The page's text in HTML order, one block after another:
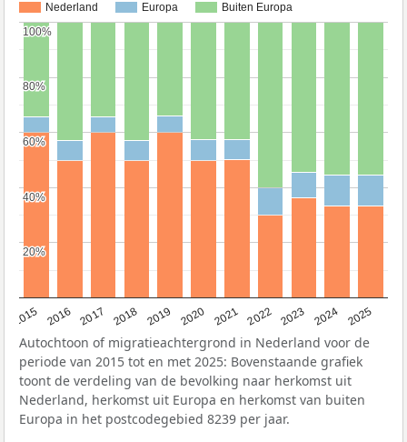
Nederland Europa Buiten Europa
2015 2016 2017 2018 2019 2020 2021 2022 2023 2024 2025
20%
20%
40%
40%
60%
60%
80%
80%
100%
100%
Autochtoon of migratieachtergrond in Nederland voor de
periode van 2015 tot en met 2025: Bovenstaande grafiek
toont de verdeling van de bevolking naar herkomst uit
Nederland, herkomst uit Europa en herkomst van buiten
Europa in het postcodegebied 8239 per jaar.